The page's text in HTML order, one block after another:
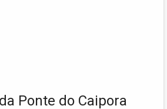
Ponte do Caipora